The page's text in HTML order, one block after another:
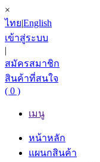
×
ไทย|English
เข้าสู่ระบบ
|
สมัครสมาชิก
สินค้าที่สนใจ
( 0 )
เมนู
หน้าหลัก
แผนกสินค้า